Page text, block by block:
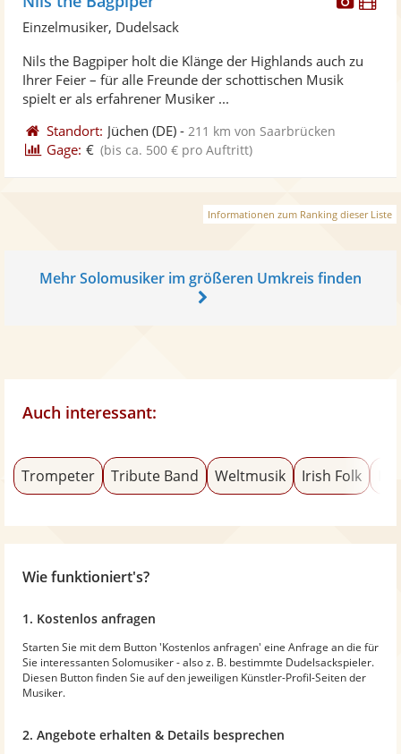
Fotos
Einzelmusiker, Dudelsack
Nils the Bagpiper holt die Klänge der Highlands auch zu
Ihrer Feier – für alle Freunde der schottischen Musik
spielt er als erfahrener Musiker ...
Standort: Jüchen (DE) - 211 km von Saarbrücken
Gage: € (bis ca. 500 € pro Auftritt)
Informationen zum Ranking dieser Liste
Mehr Solomusiker im größeren Umkreis finden
Auch interessant:
Trompeter Tribute Band Weltmusik Irish Folk
Wie funktioniert's?
1. Kostenlos anfragen
Starten Sie mit dem Button 'Kostenlos anfragen' eine Anfrage an die für
Sie interessanten Solomusiker - also z. B. bestimmte Dudelsackspieler.
Diesen Button finden Sie auf den jeweiligen Künstler-Profil-Seiten der
Musiker.
2. Angebote erhalten & Details besprechen